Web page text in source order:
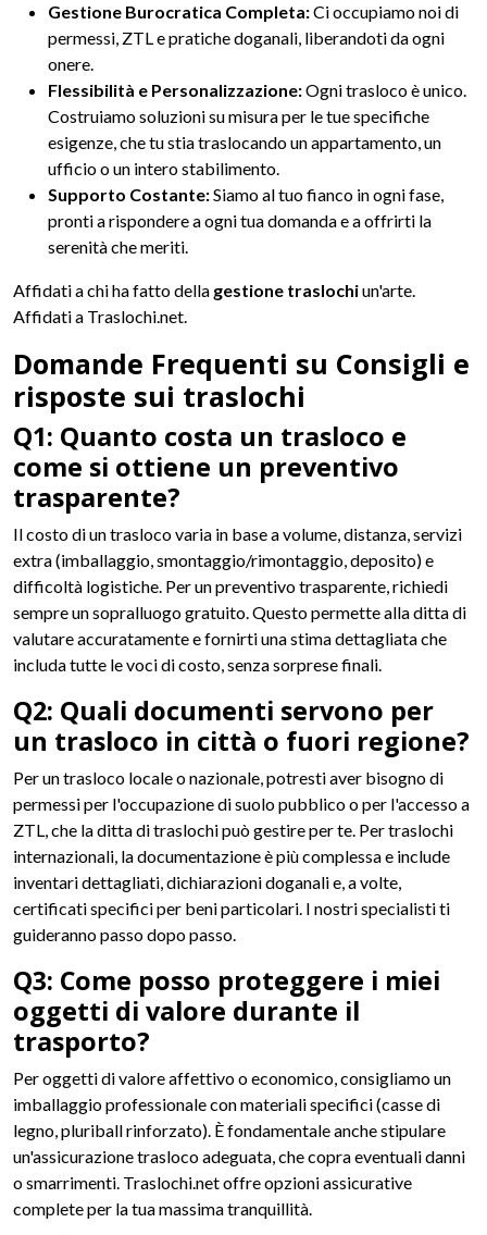
Gestione Burocratica Completa:Ci occupiamo noi di
permessi, ZTL e pratiche doganali, liberandoti da ogni
onere.
Flessibilità e Personalizzazione:Ogni trasloco è unico.
Costruiamo soluzioni su misura per le tue specifiche
esigenze, che tu stia traslocando un appartamento, un
ufficio o un intero stabilimento.
Supporto Costante:Siamo al tuo fianco in ogni fase,
pronti a rispondere a ogni tua domanda e a offrirti la
serenità che meriti.
Affidati a chi ha fatto della gestione traslochiun'arte.
Affidati a Traslochi.net.
Domande Frequenti su Consigli e
risposte sui traslochi
Q1: Quanto costa un trasloco e
come si ottiene un preventivo
trasparente?
Il costo di un trasloco varia in base a volume, distanza, servizi
extra (imballaggio, smontaggio/rimontaggio, deposito) e
difficoltà logistiche. Per un preventivo trasparente, richiedi
sempre un sopralluogo gratuito. Questo permette alla ditta di
valutare accuratamente e fornirti una stima dettagliata che
includa tutte le voci di costo, senza sorprese finali.
Q2: Quali documenti servono per
un trasloco in città o fuori regione?
Per un trasloco locale o nazionale, potresti aver bisogno di
permessi per l'occupazione di suolo pubblico o per l'accesso a
ZTL, che la ditta di traslochi può gestire per te. Per traslochi
internazionali, la documentazione è più complessa e include
inventari dettagliati, dichiarazioni doganali e, a volte,
certificati specifici per beni particolari. I nostri specialisti ti
guideranno passo dopo passo.
Q3: Come posso proteggere i miei
oggetti di valore durante il
trasporto?
Per oggetti di valore affettivo o economico, consigliamo un
imballaggio professionale con materiali specifici (casse di
legno, pluriball rinforzato). È fondamentale anche stipulare
un'assicurazione trasloco adeguata, che copra eventuali danni
o smarrimenti. Traslochi.net offre opzioni assicurative
complete per la tua massima tranquillità.